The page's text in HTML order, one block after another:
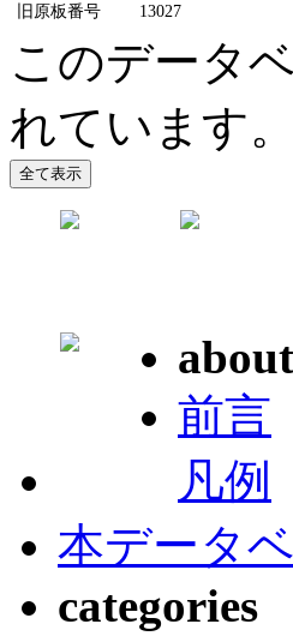
旧原板番号
13027
このデータ
れています。
about
前言
凡例
本データ
categories